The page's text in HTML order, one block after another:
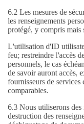
6.2 Les mesures de
les renseignements
protégé, y compris mais
L'utilisation d'ID
feu; restreindre l'accès
personnels, le cas
de savoir auront accès,
fournisseurs de services
comparables.
6.3 Nous utiliserons des
destruction des